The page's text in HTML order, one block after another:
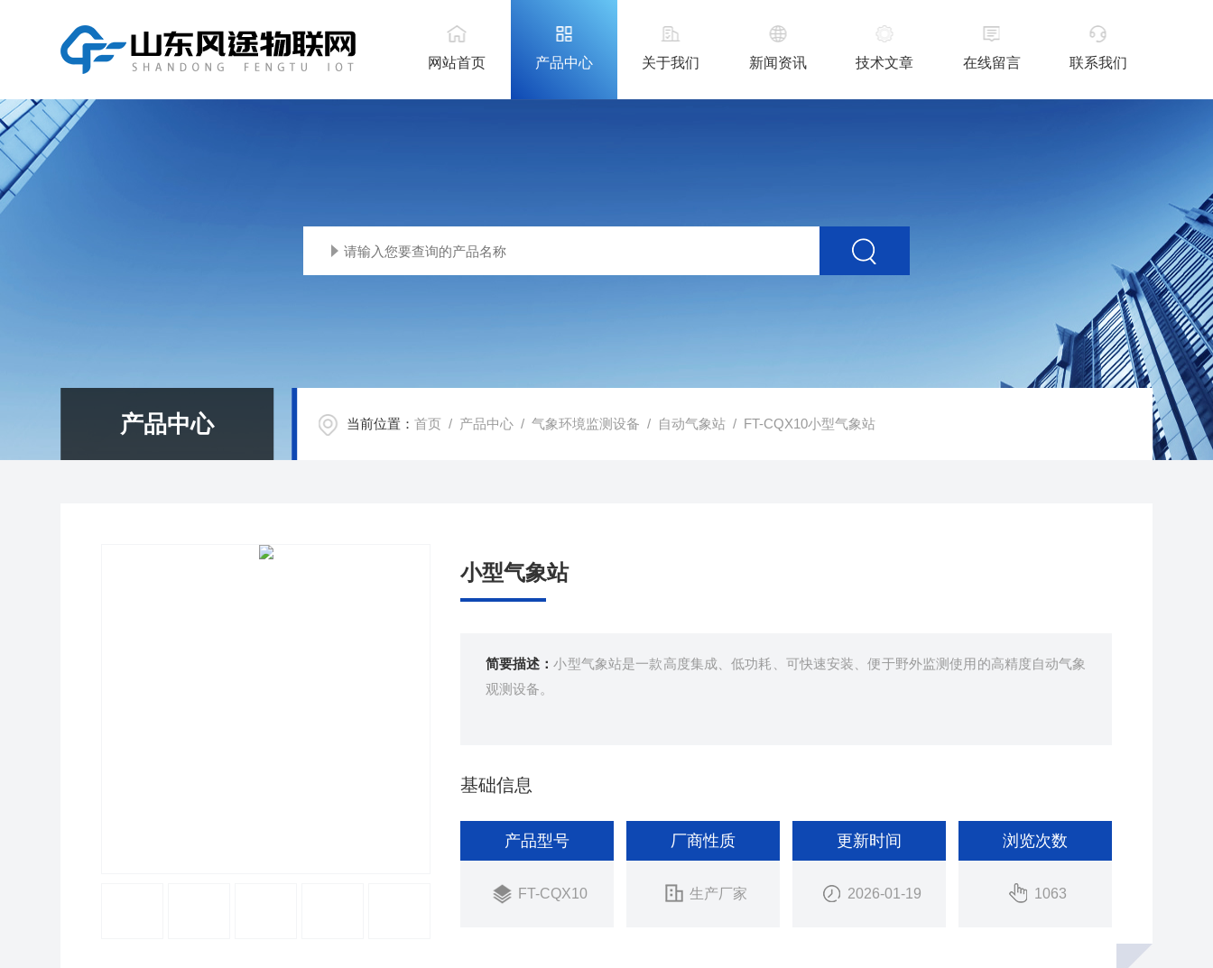
网站首页 产品中心 关于我们 新闻资讯 技术文章 在线留言 联系我们
产品中心 当前位置：首页 / 产品中心 /气象环境监测设备 / 自动气象站 / FT-CQX10小型气象站
小型气象站
简要描述：小型气象站是一款高度集成、低功耗、可快速安装、便于野外监测使用的高精度自动气象
观测设备。
基础信息
产品型号
FT-CQX10
厂商性质
生产厂家
更新时间
2026-01-19
浏览次数
1063